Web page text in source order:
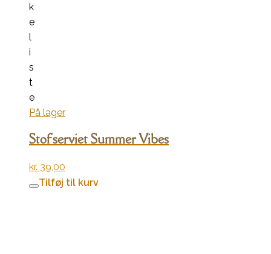
k
e
l
i
s
t
e
På lager
Stofserviet Summer Vibes
kr. 39,00
Tilføj til kurv